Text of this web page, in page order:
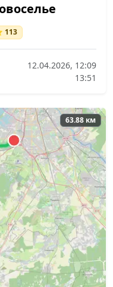
113
12.04.2026, 12:09
13:51
63.88 км